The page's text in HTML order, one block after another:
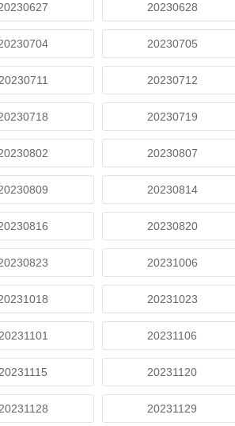
20230628
20230705
20230711 20230712
20230719
20230807
20230814
20230820
20231006
20231023
20231101 20231106
20231115 20231120
20231128 20231129